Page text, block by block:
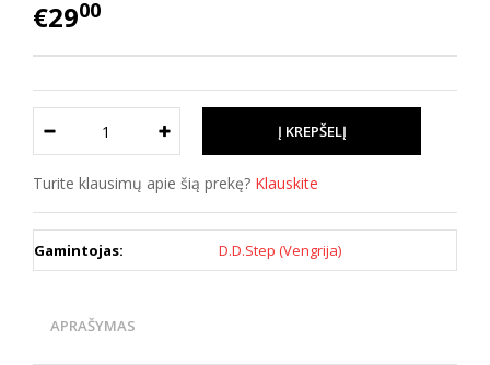
€2900
Turite klausimų apie šią prekę? Klauskite
Gamintojas: D.D.Step (Vengrija)
APRAŠYMAS